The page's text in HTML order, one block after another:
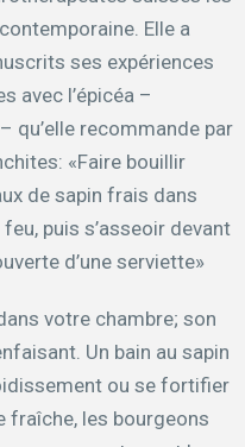
Elle a
ses expériences
avec l’épicéa –
qu’elle recommande par
«Faire bouillir
de sapin frais dans
puis s’asseoir devant
d’une serviette»
votre chambre; son
Un bain au sapin
ou se fortifier
fraîche, les bourgeons